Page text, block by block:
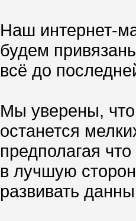
Наш интернет-
будем
всё до
Мы уверены,
останется
предполагая
в лучшую
развивать